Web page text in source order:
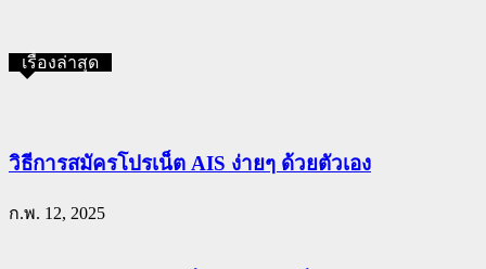
เรื่องล่าสุด
วิธีการสมัครโปรเน็ต AIS ง่ายๆ ด้วยตัวเอง
ก.พ. 12, 2025